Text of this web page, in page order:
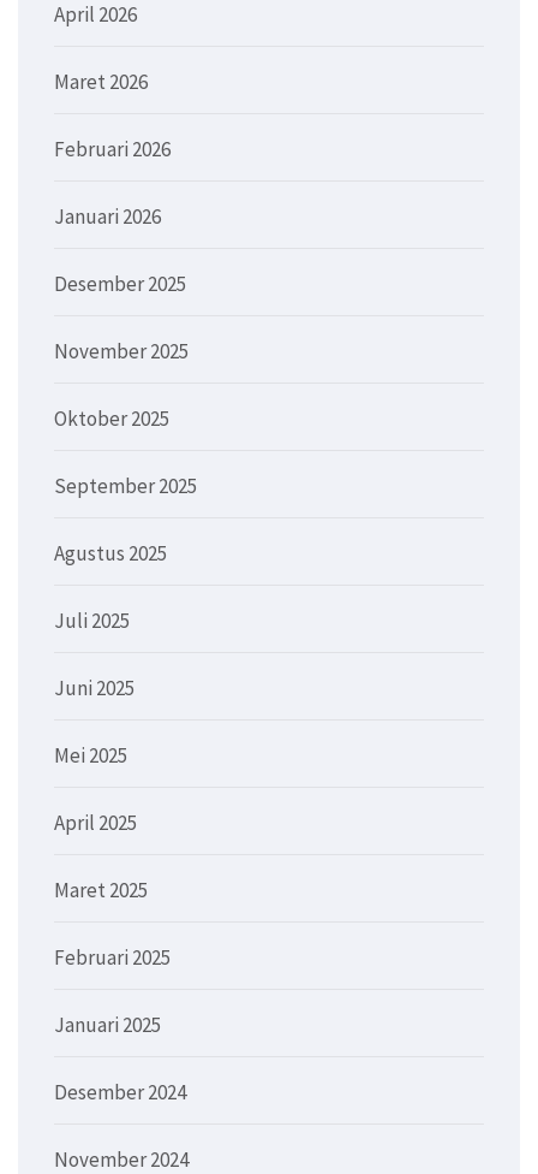
April 2026
Maret 2026
Februari 2026
Januari 2026
Desember 2025
November 2025
Oktober 2025
September 2025
Agustus 2025
Juli 2025
Juni 2025
Mei 2025
April 2025
Maret 2025
Februari 2025
Januari 2025
Desember 2024
November 2024